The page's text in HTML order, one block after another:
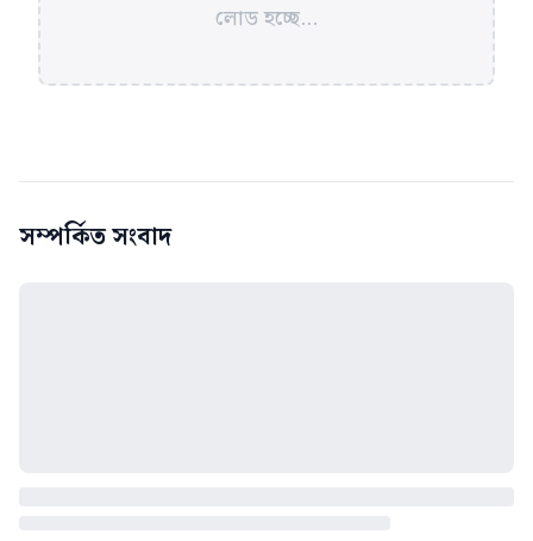
লোড হচ্ছে...
সম্পর্কিত সংবাদ